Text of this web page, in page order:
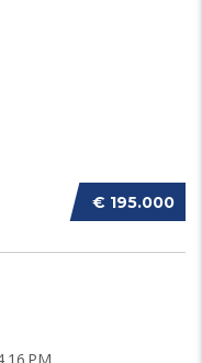
€ 195.000